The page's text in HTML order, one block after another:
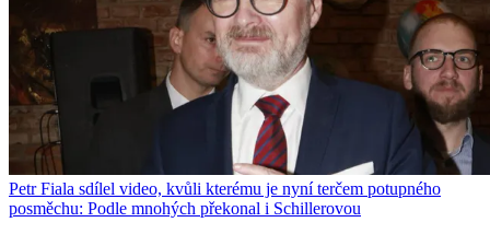
Petr Fiala sdílel video, kvůli kterému je nyní terčem potupného
posměchu: Podle mnohých překonal i Schillerovou